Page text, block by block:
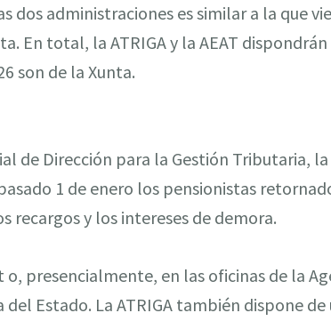
dos administraciones es similar a la que
En total, la ATRIGA y la AEAT
son de la Xunta.
de Dirección para la Gestión Tributaria,
1 de enero los pensionistas
recargos y los intereses de demora.
presencialmente, en las oficinas de la
Estado. La ATRIGA también dispone